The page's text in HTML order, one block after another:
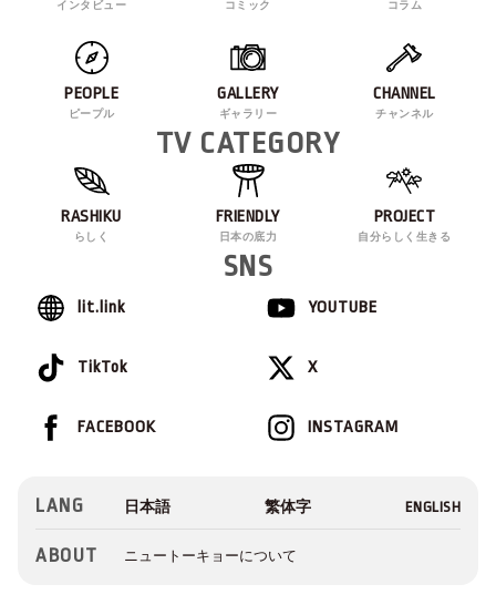
インタビュー コミック コラム
PEOPLE
ピープル
GALLERY
ギャラリー
CHANNEL
チャンネル
TV CATEGORY
RASHIKU
らしく
FRIENDLY
日本の底力
PROJECT
自分らしく生きる
SNS
lit.link YOUTUBE
TikTok X
INSTAGRAM
FACEBOOK
LANG
ABOUT ニュートーキョーについて